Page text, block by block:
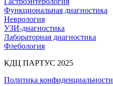
Функциональная диагностика
Неврология
УЗИ-диагностика
Лабораторная диагностика
Флебология
КДЦ ПАРТУС 2025
Политика конфиденциальности